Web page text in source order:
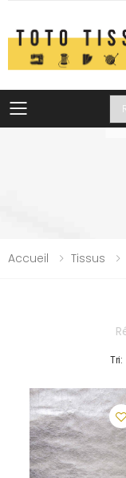
Toggle
Accueil Tissus
Tri: